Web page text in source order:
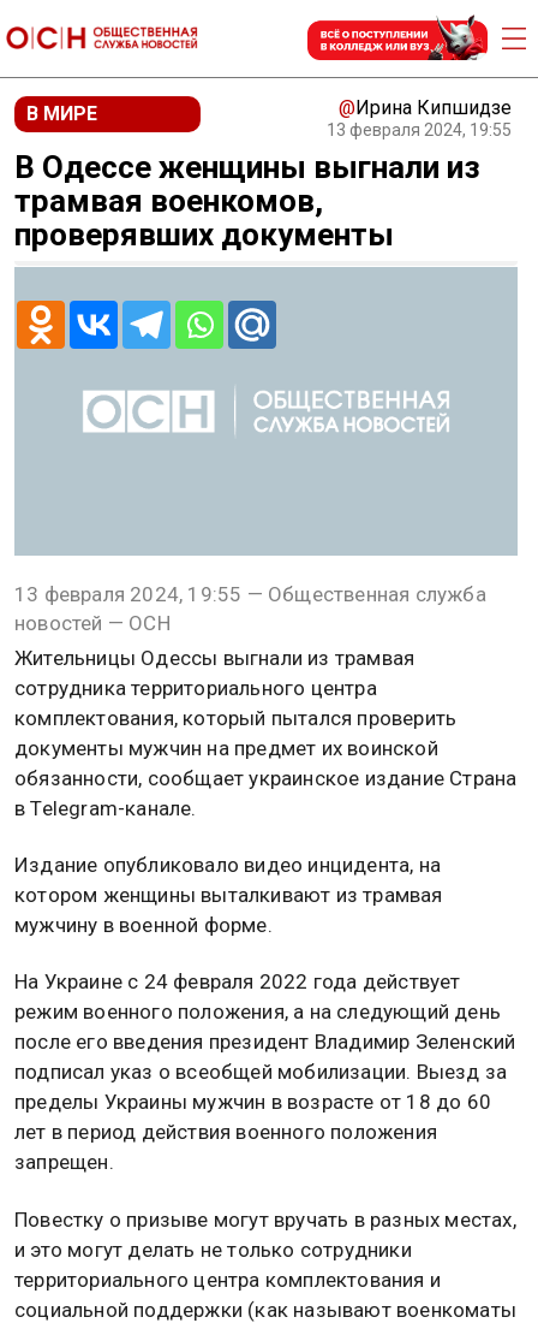
В МИРЕ @Ирина Кипшидзе
13 февраля 2024, 19:55
В Одессе женщины выгнали из
трамвая военкомов,
проверявших документы
13 февраля 2024, 19:55 — Общественная служба
новостей — ОСН
Жительницы Одессы выгнали из трамвая
сотрудника территориального центра
комплектования, который пытался проверить
документы мужчин на предмет их воинской
обязанности, сообщает украинское издание Страна
в Telegram-канале.
Издание опубликовало видео инцидента, на
котором женщины выталкивают из трамвая
мужчину в военной форме.
На Украине с 24 февраля 2022 года действует
режим военного положения, а на следующий день
после его введения президент Владимир Зеленский
подписал указ о всеобщей мобилизации. Выезд за
пределы Украины мужчин в возрасте от 18 до 60
лет в период действия военного положения
запрещен.
Повестку о призыве могут вручать в разных местах,
и это могут делать не только сотрудники
территориального центра комплектования и
социальной поддержки (как называют военкоматы